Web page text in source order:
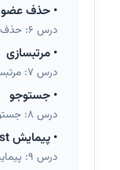
• حذف عضو
درس 6: حذف عضو
• مرتبسازی
درس 7: مرتبسازی
• جستوجو
درس 8: جستوجو
• پیمایش List
درس 9: پیمایش List